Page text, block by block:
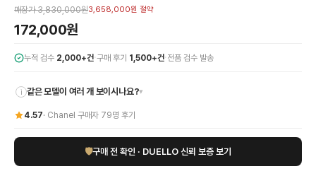
네, 쿠폰과 적립금을 결제 시 함께 사용하실 수 있습니다. 적립금은 1,000원 이상
사이즈는 어떻게 선택하나요?
상품 상세의 사이즈 정보를 참고해 선택하시고, 사이즈 선택이 어려우시면 카카오
매장가3,830,000원3,658,000원 절약
172,000원
누적 검수 2,000+건·구매 후기 1,500+건· 전품 검수 발송
i 같은 모델이 여러 개 보이시나요?▾
4.57· Chanel 구매자 79명 후기
🛡구매 전 확인 · DUELLO 신뢰 보증 보기